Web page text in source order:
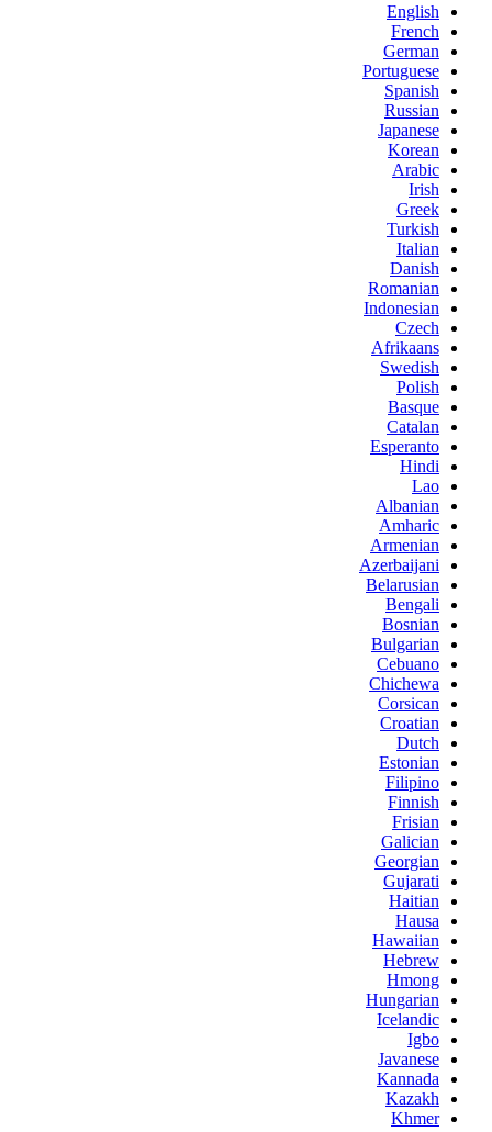
English
French
German
Portuguese
Spanish
Russian
Japanese
Korean
Arabic
Irish
Greek
Turkish
Italian
Danish
Romanian
Indonesian
Czech
Afrikaans
Swedish
Polish
Basque
Catalan
Esperanto
Hindi
Lao
Albanian
Amharic
Armenian
Azerbaijani
Belarusian
Bengali
Bosnian
Bulgarian
Cebuano
Chichewa
Corsican
Croatian
Dutch
Estonian
Filipino
Finnish
Frisian
Galician
Georgian
Gujarati
Haitian
Hausa
Hawaiian
Hebrew
Hmong
Hungarian
Icelandic
Igbo
Javanese
Kannada
Kazakh
Khmer